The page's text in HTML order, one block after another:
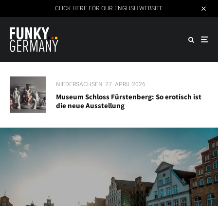
CLICK HERE FOR OUR ENGLISH WEBSITE
NIEDERSACHSEN 27. APRIL 2026
Museum Schloss Fürstenberg: So erotisch ist
die neue Ausstellung